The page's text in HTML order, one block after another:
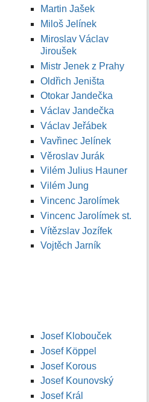
Martin Jašek
Miloš Jelínek
Miroslav Václav
Jiroušek
Mistr Jenek z Prahy
Oldřich Jeništa
Otokar Jandečka
Václav Jandečka
Václav Jeřábek
Vavřinec Jelínek
Věroslav Jurák
Vilém Julius Hauner
Vilém Jung
Vincenc Jarolímek
Vincenc Jarolímek st.
Vítězslav Jozífek
Vojtěch Jarník
Josef Klobouček
Josef Köppel
Josef Korous
Josef Kounovský
Josef Král